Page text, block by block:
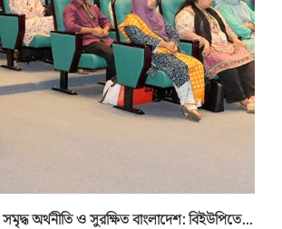
অর্থনীতি ও সুরক্ষিত বাংলাদেশ: বিইউপিতে...